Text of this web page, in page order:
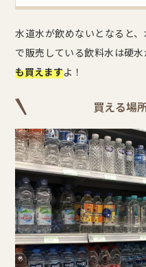
水道水が飲めないとなると
で販売している飲料水は硬
も買えますよ！
買える場